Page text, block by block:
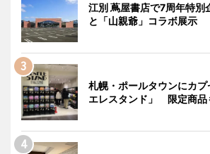
江別 蔦屋書店で7周年特
と「山親爺」コラボ展示
札幌・ポールタウンにカ
エレスタンド」 限定商品